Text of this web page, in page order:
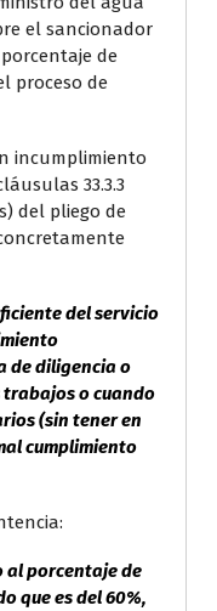
el sancionador
de
proceso de
incumplimiento
33.3.3
del pliego de
del servicio
de diligencia o
trabajos o cuando
(sin tener en
cumplimiento
al porcentaje de
que es del 60%,